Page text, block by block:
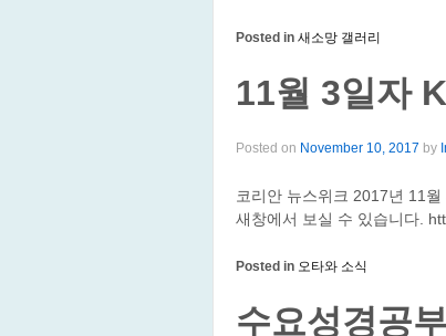
Posted in 새소망 갤러리
11월 3일자
Posted on November 10, 2017 by
코리안 뉴스위크 2017년 11
새창에서 보실 수 있습니다.
Posted in 오타와 소식
수요성경공